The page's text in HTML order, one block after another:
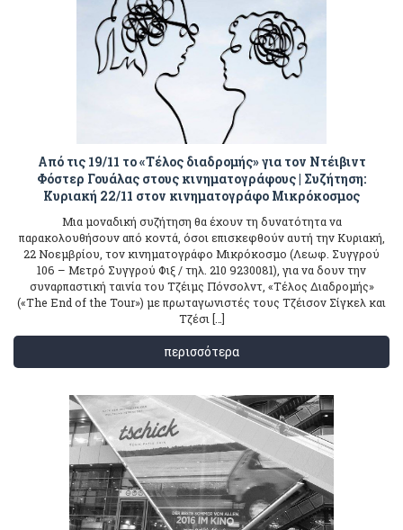
Από τις 19/11 το «Τέλος διαδρομής» για τον Ντέιβιντ
Φόστερ Γουάλας στους κινηματογράφους | Συζήτηση:
Κυριακή 22/11 στον κινηματογράφο Μικρόκοσμος
Μια μοναδική συζήτηση θα έχουν τη δυνατότητα να
παρακολουθήσουν από κοντά, όσοι επισκεφθούν αυτή την Κυριακή,
22 Νοεμβρίου, τον κινηματογράφο Μικρόκοσμο (Λεωφ. Συγγρού
106 – Μετρό Συγγρού Φιξ / τηλ. 210 9230081), για να δουν την
συναρπαστική ταινία του Τζέιμς Πόνσολντ, «Τέλος Διαδρομής»
(«The End of the Tour») με πρωταγωνιστές τους Τζέισον Σίγκελ και
Τζέσι […]
περισσότερα